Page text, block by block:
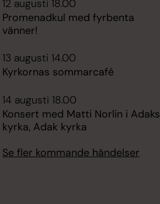
12 augusti 18.00
Promenadkul med fyrbenta
vänner!
13 augusti 14.00
Kyrkornas sommarcafé
14 augusti 18.00
Konsert med Matti Norlin i Adaks
kyrka, Adak kyrka
Se fler kommande händelser